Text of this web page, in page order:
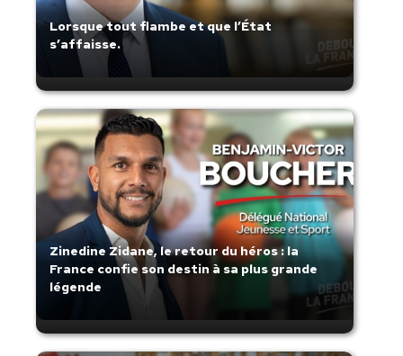
Lorsque tout flambe et que l’État
s’affaisse.
Zinedine Zidane, le retour du héros : la
France confie son destin à sa plus grande
légende